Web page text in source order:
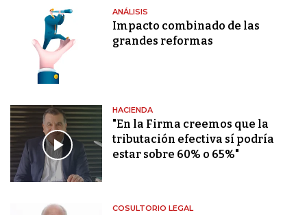
ANÁLISIS
Impacto combinado de las
grandes reformas
HACIENDA
"En la Firma creemos que la
tributación efectiva sí podría
estar sobre 60% o 65%"
COSULTORIO LEGAL